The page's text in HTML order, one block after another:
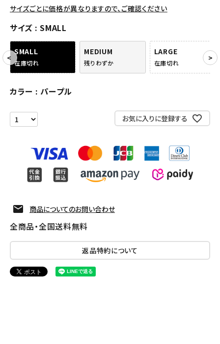
COLLABORATION BRAND
SEASON
CONTENTS
ようこそ ゲスト 様
meeting_room ログイン
Follow us
サイズごとに価格が異なりますので、ご確認ください
サイズ SMALL
SMALL
在庫切れ
MEDIUM
残りわずか
LARGE
在庫切れ
カラー パープル
お気に入りに登録する
商品についてのお問い合わせ
全商品・全国送料無料
返品特約について